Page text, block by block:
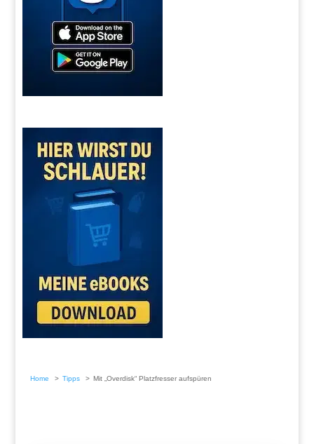
Home Tipps Mit „Overdisk“ Platzfresser aufspüren